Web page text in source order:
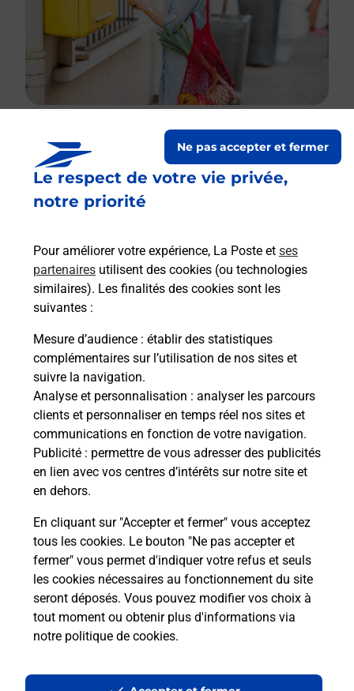
Le respect de votre vie privée,
notre priorité
Pour améliorer votre expérience, La Poste et ses
partenaires utilisent des cookies (ou technologies
similaires). Les finalités des cookies sont les
suivantes :
Mesure d’audience : établir des statistiques
complémentaires sur l’utilisation de nos sites et
suivre la navigation.
Analyse et personnalisation : analyser les parcours
clients et personnaliser en temps réel nos sites et
communications en fonction de votre navigation.
Publicité : permettre de vous adresser des publicités
en lien avec vos centres d’intérêts sur notre site et
en dehors.
En cliquant sur "Accepter et fermer" vous acceptez
tous les cookies. Le bouton "Ne pas accepter et
fermer" vous permet d'indiquer votre refus et seuls
les cookies nécessaires au fonctionnement du site
seront déposés. Vous pouvez modifier vos choix à
tout moment ou obtenir plus d'informations via
notre politique de cookies.
Ne pas accepter et fermer
Boîte aux lettres La Poste
Collecte du courrier aujourd'hui à
53 Rue De Montfort
Breal Sous Montfort
Itinéraire
Le lien s'ouvre dans un nouvel onglet
Boîte aux Lettres La Poste
Collecte du courrier aujourd'hui à 09h00
16 Rue Du Calvaire
35310
Breal Sous Montfort
Itinéraire
Le lien s'ouvre dans un nouvel onglet
Localiser Liste Boîtes aux lettres
Ille-et-Vilaine
Breal Sous Montfort